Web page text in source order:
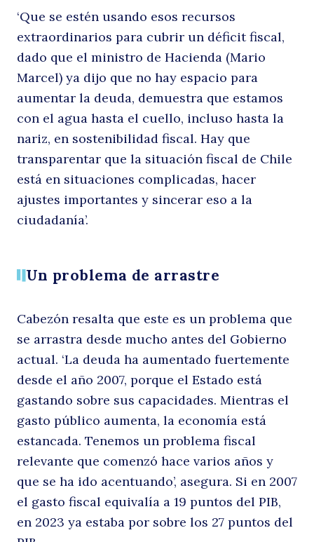
la
Buscar
‘Que se estén usando esos recursos
extraordinarios para cubrir un déficit fiscal,
dado que el ministro de Hacienda (Mario
Marcel) ya dijo que no hay espacio para
aumentar la deuda, demuestra que estamos
con el agua hasta el cuello, incluso hasta la
nariz, en sostenibilidad fiscal. Hay que
transparentar que la situación fiscal de Chile
está en situaciones complicadas, hacer
ajustes importantes y sincerar eso a la
ciudadanía’.
Un problema de arrastre
Cabezón resalta que este es un problema que
se arrastra desde mucho antes del Gobierno
actual. ‘La deuda ha aumentado fuertemente
desde el año 2007, porque el Estado está
gastando sobre sus capacidades. Mientras el
gasto público aumenta, la economía está
estancada. Tenemos un problema fiscal
relevante que comenzó hace varios años y
que se ha ido acentuando’, asegura. Si en 2007
el gasto fiscal equivalía a 19 puntos del PIB,
en 2023 ya estaba por sobre los 27 puntos del